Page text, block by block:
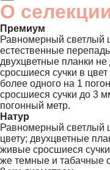
О
Премиум
Равномерный светлый
естественные
двухцветные планки
сросшиеся сучки в
более одного на 1
сросшиеся сучки до 3
погонный метр.
Натур
Равномерный светлый
цвету; двухцветные
живые сросшиеся
же темные и табачные